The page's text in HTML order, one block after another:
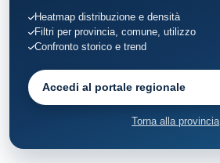
Heatmap distribuzione e densità
Filtri per provincia, comune, utilizzo
Confronto storico e trend
Accedi al portale regionale
Torna alla provincia